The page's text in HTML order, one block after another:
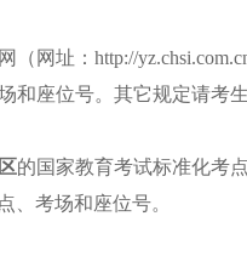
址：http://
座位号。其它规定请考
的国家教育考试标准化考
、考场和座位号。